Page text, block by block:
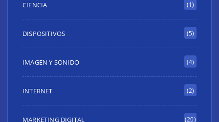
CIENCIA (1)
DISPOSITIVOS (5)
IMAGEN Y SONIDO (4)
INTERNET (2)
MARKETING DIGITAL (20)